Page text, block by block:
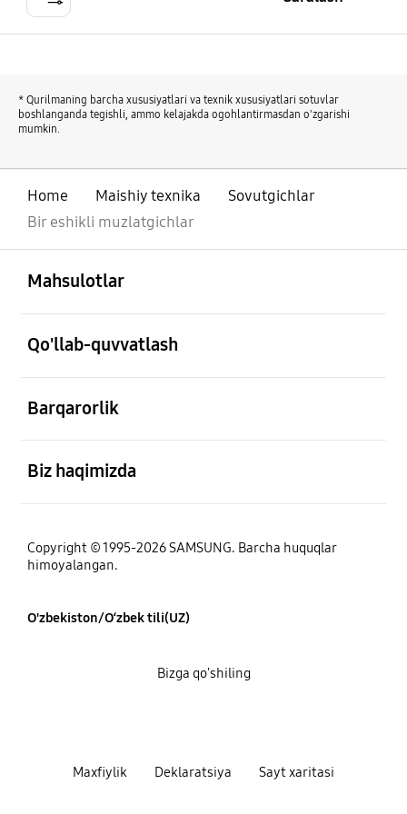
* Qurilmaning barcha xususiyatlari va texnik xususiyatlari sotuvlar
boshlanganda tegishli, ammo kelajakda ogohlantirmasdan o'zgarishi
mumkin.
Home Maishiy texnika
Sovutgichlar
Bir eshikli muzlatgichlar
Mahsulotlar
Qo'llab-quvvatlash
Barqarorlik
Biz haqimizda
Copyright © 1995-2026 SAMSUNG. Barcha huquqlar
himoyalangan.
O'zbekiston/O‘zbek tili(UZ)
Maxfiylik Deklaratsiya Sayt xaritasi
Bizga qo'shiling